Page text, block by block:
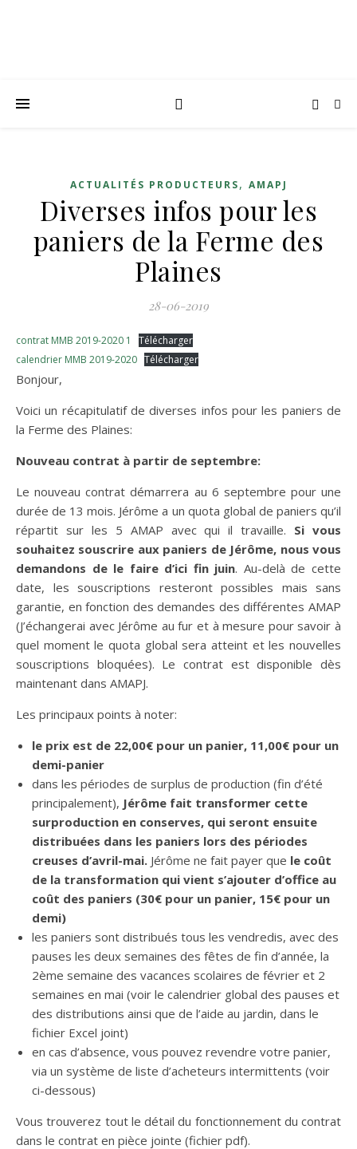
ACTUALITÉS PRODUCTEURS, AMAPJ
Diverses infos pour les
paniers de la Ferme des
Plaines
28-06-2019
contrat MMB 2019-2020 1
Télécharger
calendrier MMB 2019-2020 Télécharger
Bonjour,
Voici un récapitulatif de diverses infos pour les paniers de
la Ferme des Plaines:
Nouveau contrat à partir de septembre:
Le nouveau contrat démarrera au 6 septembre pour une
durée de 13 mois. Jérôme a un quota global de paniers qu’il
répartit sur les 5 AMAP avec qui il travaille. Si vous
souhaitez souscrire aux paniers de Jérôme, nous vous
demandons de le faire d’ici fin juin. Au-delà de cette
date, les souscriptions resteront possibles mais sans
garantie, en fonction des demandes des différentes AMAP
(J’échangerai avec Jérôme au fur et à mesure pour savoir à
quel moment le quota global sera atteint et les nouvelles
souscriptions bloquées). Le contrat est disponible dès
maintenant dans AMAPJ.
Les principaux points à noter:
le prix est de 22,00€ pour un panier, 11,00€ pour un
demi-panier
dans les périodes de surplus de production (fin d’été
principalement), Jérôme fait transformer cette
surproduction en conserves, qui seront ensuite
distribuées dans les paniers lors des périodes
creuses d’avril-mai. Jérôme ne fait payer que le coût
de la transformation qui vient s’ajouter d’office au
coût des paniers (30€ pour un panier, 15€ pour un
demi)
les paniers sont distribués tous les vendredis, avec des
pauses les deux semaines des fêtes de fin d’année, la
2ème semaine des vacances scolaires de février et 2
semaines en mai (voir le calendrier global des pauses et
des distributions ainsi que de l’aide au jardin, dans le
fichier Excel joint)
en cas d’absence, vous pouvez revendre votre panier,
via un système de liste d’acheteurs intermittents (voir
ci-dessous)
Vous trouverez tout le détail du fonctionnement du contrat
dans le contrat en pièce jointe (fichier pdf).